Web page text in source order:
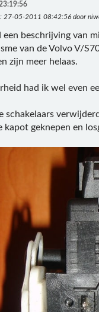
: 27-05-2011 08:42:56 door
een beschrijving van
van de Volvo V/
zijn meer helaas.
had ik wel even
schakelaars
kapot geknepen en